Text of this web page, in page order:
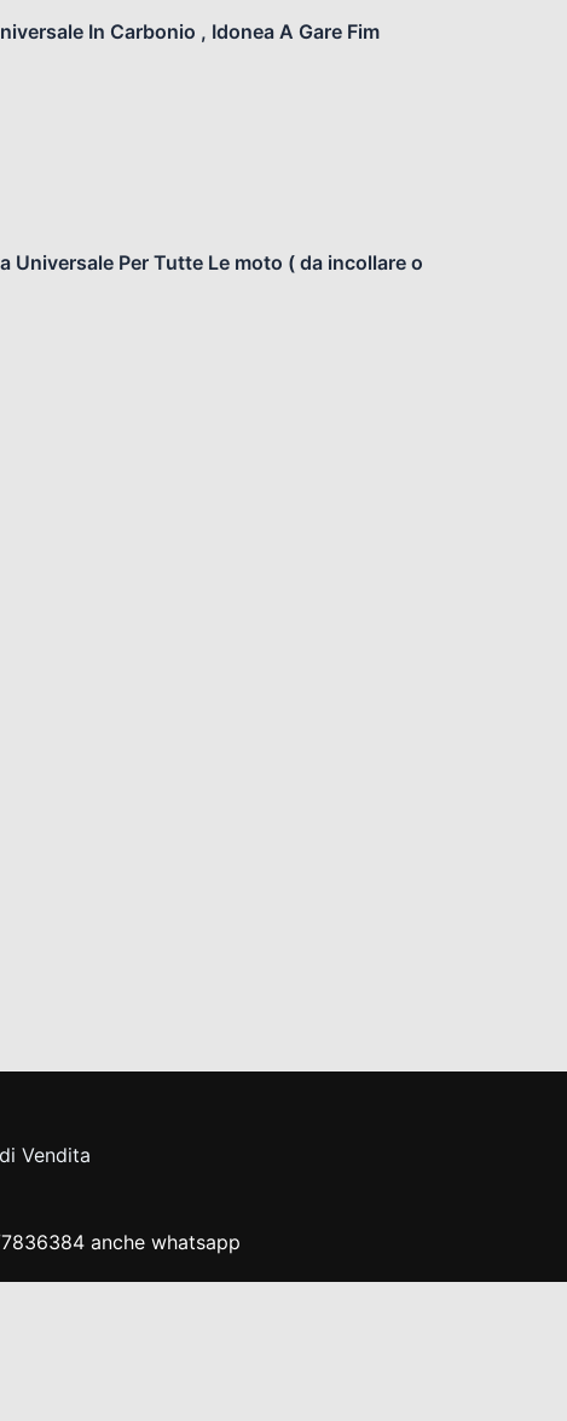
In Carbonio , Idonea A Gare Fim
Universale Per Tutte Le moto ( da incollare o
Vendita
anche whatsapp